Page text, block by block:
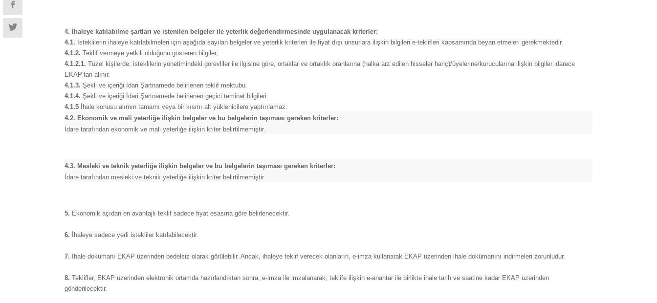
4. İhaleye katılabilme şartları ve istenilen belgeler ile yeterlik değerlendirmesinde uygulanacak kriterler:
4.1. İsteklilerin ihaleye katılabilmeleri için aşağıda sayılan belgeler ve yeterlik kriterleri ile fiyat dışı unsurlara ilişkin bilgileri e-teklifleri kapsamında beyan etmeleri gerekmektedir.
4.1.2. Teklif vermeye yetkili olduğunu gösteren bilgiler;
4.1.2.1. Tüzel kişilerde; isteklilerin yönetimindeki görevliler ile ilgisine göre, ortaklar ve ortaklık oranlarına (halka arz edilen hisseler hariç)/üyelerine/kurucularına ilişkin bilgiler idarece
EKAP’tan alınır.
4.1.3. Şekli ve içeriği İdari Şartnamede belirlenen teklif mektubu.
4.1.4. Şekli ve içeriği İdari Şartnamede belirlenen geçici teminat bilgileri.
4.1.5 İhale konusu alımın tamamı veya bir kısmı alt yüklenicilere yaptırılamaz.
4.2. Ekonomik ve mali yeterliğe ilişkin belgeler ve bu belgelerin taşıması gereken kriterler:
İdare tarafından ekonomik ve mali yeterliğe ilişkin kriter belirtilmemiştir.
4.3. Mesleki ve teknik yeterliğe ilişkin belgeler ve bu belgelerin taşıması gereken kriterler:
İdare tarafından mesleki ve teknik yeterliğe ilişkin kriter belirtilmemiştir.
5. Ekonomik açıdan en avantajlı teklif sadece fiyat esasına göre belirlenecektir.
6. İhaleye sadece yerli istekliler katılabilecektir.
7. İhale dokümanı EKAP üzerinden bedelsiz olarak görülebilir. Ancak, ihaleye teklif verecek olanların, e-imza kullanarak EKAP üzerinden ihale dokümanını indirmeleri zorunludur.
8. Teklifler, EKAP üzerinden elektronik ortamda hazırlandıktan sonra, e-imza ile imzalanarak, teklife ilişkin e-anahtar ile birlikte ihale tarih ve saatine kadar EKAP üzerinden
gönderilecektir.